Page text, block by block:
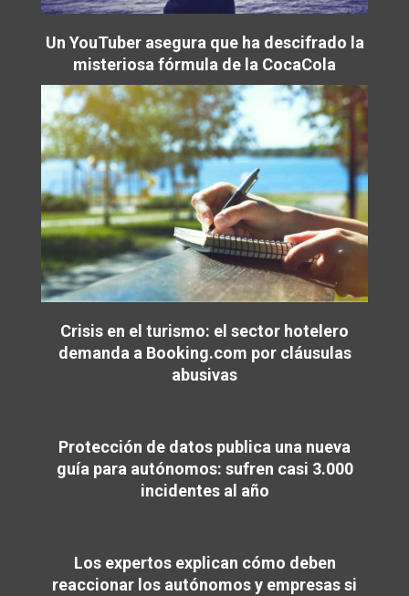
Un YouTuber asegura que ha descifrado la
misteriosa fórmula de la CocaCola
Crisis en el turismo: el sector hotelero
demanda a Booking.com por cláusulas
abusivas
Protección de datos publica una nueva
guía para autónomos: sufren casi 3.000
incidentes al año
Los expertos explican cómo deben
reaccionar los autónomos y empresas si